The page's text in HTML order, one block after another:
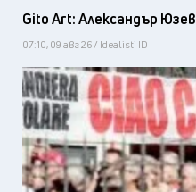
Gito Art: Александър Юзев
07:10, 09 авг 26 / Idealisti ID